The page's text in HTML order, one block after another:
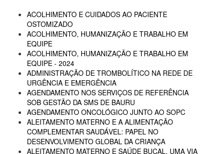
ACOLHIMENTO E CUIDADOS AO PACIENTE
OSTOMIZADO
ACOLHIMENTO, HUMANIZAÇÃO E TRABALHO EM
EQUIPE
ACOLHIMENTO, HUMANIZAÇÃO E TRABALHO EM
EQUIPE - 2024
ADMINISTRAÇÃO DE TROMBOLÍTICO NA REDE DE
URGÊNCIA E EMERGÊNCIA
AGENDAMENTO NOS SERVIÇOS DE REFERÊNCIA
SOB GESTÃO DA SMS DE BAURU
AGENDAMENTO ONCOLÓGICO JUNTO AO SOPC
ALEITAMENTO MATERNO E A ALIMENTAÇÃO
COMPLEMENTAR SAUDÁVEL: PAPEL NO
DESENVOLVIMENTO GLOBAL DA CRIANÇA
ALEITAMENTO MATERNO E SAÚDE BUCAL, UMA VIA